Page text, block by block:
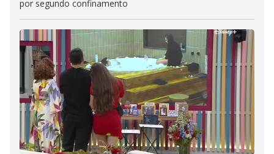
por segundo confinamento